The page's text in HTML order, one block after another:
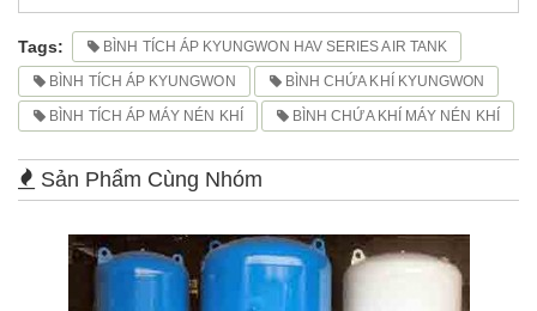
Tags: BÌNH TÍCH ÁP KYUNGWON HAV SERIES AIR TANK
BÌNH TÍCH ÁP KYUNGWON BÌNH CHỨA KHÍ KYUNGWON
BÌNH TÍCH ÁP MÁY NÉN KHÍ BÌNH CHỨA KHÍ MÁY NÉN KHÍ
Sản Phẩm Cùng Nhóm